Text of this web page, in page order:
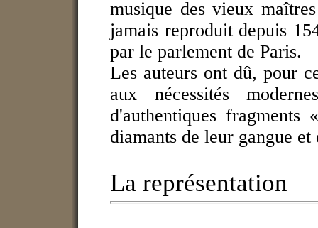
musique des vieux
jamais reproduit depuis
par le parlement de Paris.
Les auteurs ont dû, pour
aux nécessités
d'authentiques
diamants de leur gangue
La représentation